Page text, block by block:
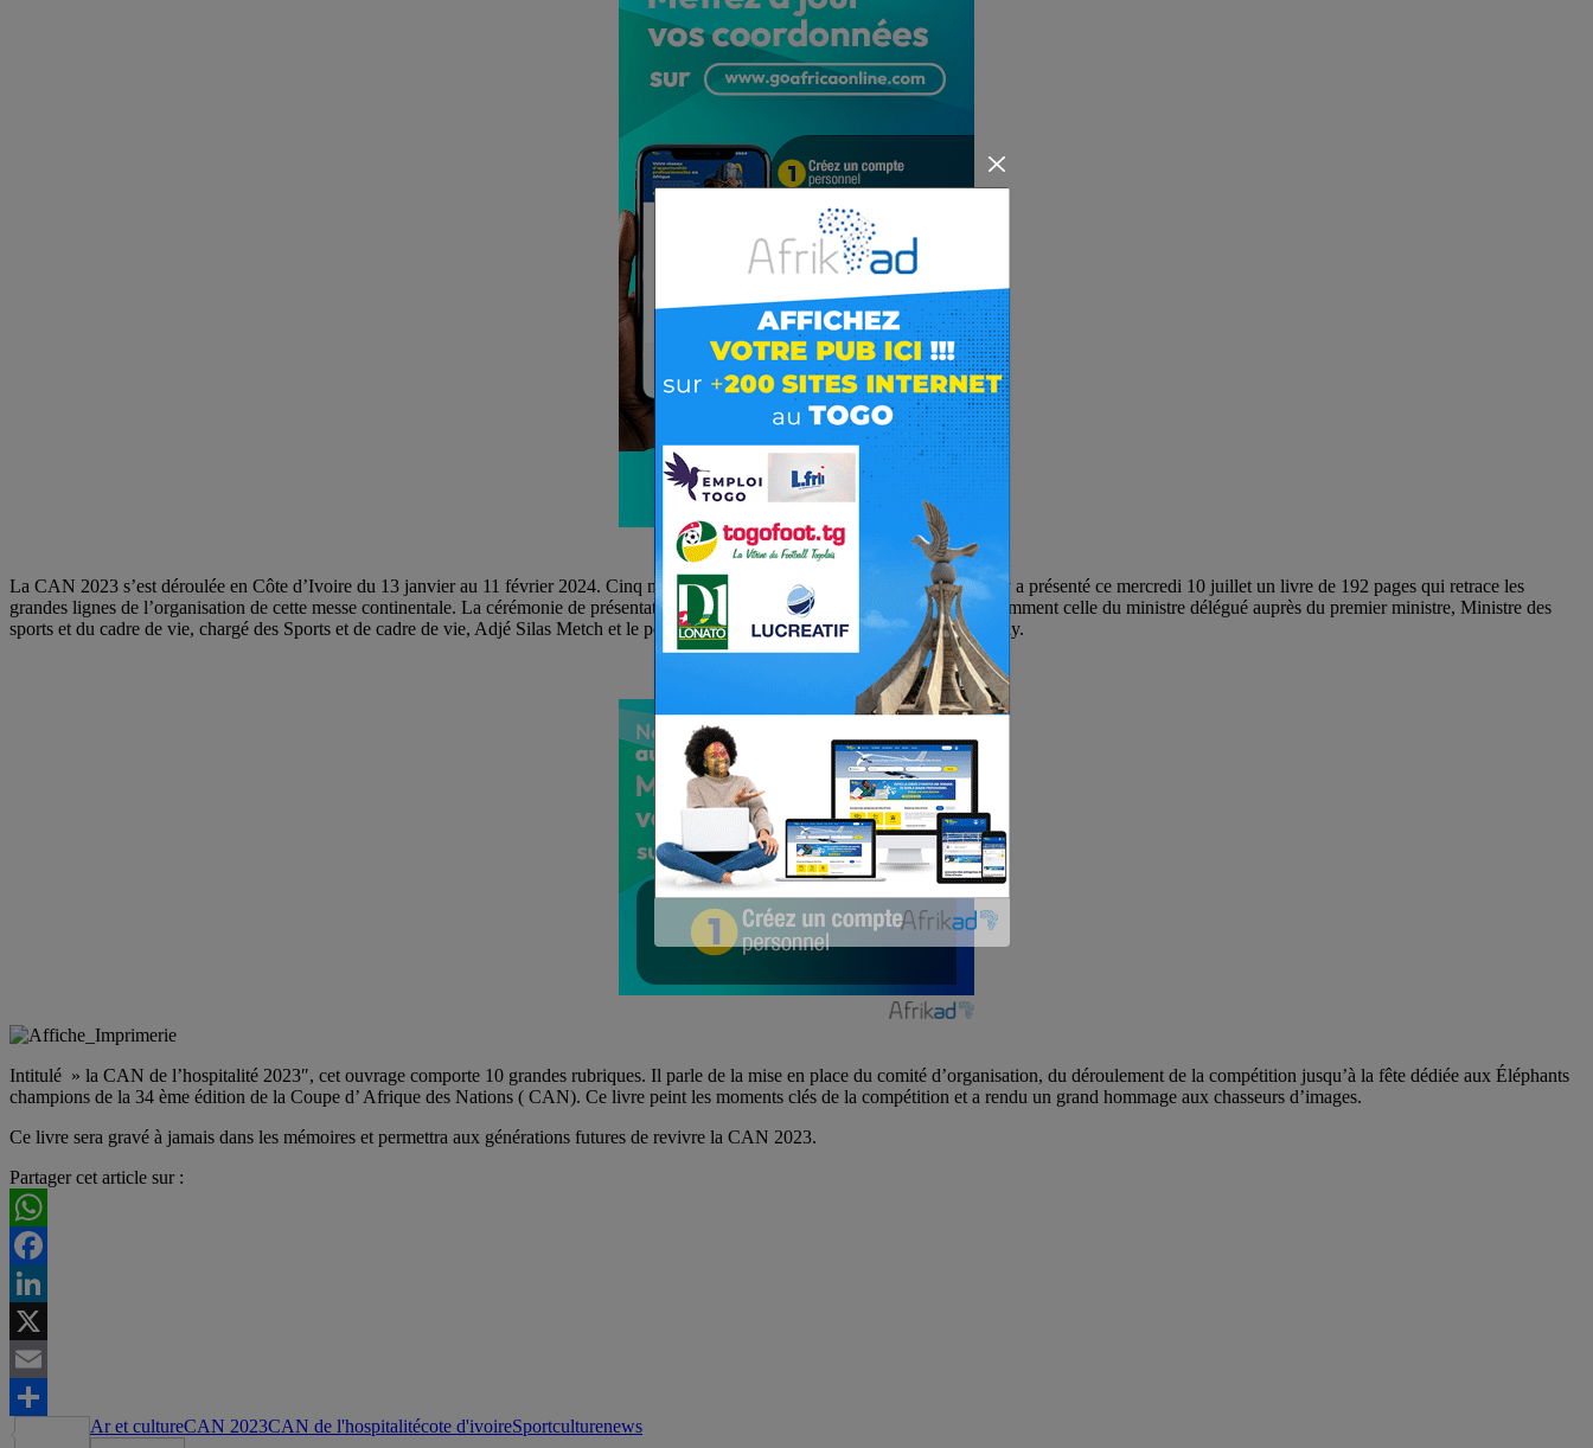
La CAN 2023 s’est déroulée en Côte d’Ivoire du 13 janvier au 11 février 2024. Cinq mois après cette compétition, Mahama Coulibaly a présenté ce mercredi 10 juillet un livre de 192 pages qui retrace les
grandes lignes de l’organisation de cette messe continentale. La cérémonie de présentation a vu la présence de plusieurs autorités, notamment celle du ministre délégué auprès du premier ministre, Ministre des
sports et du cadre de vie, chargé des Sports et de cadre de vie, Adjé Silas Metch et le porte-parole du gouvernement, Amadou Coulibaly.
Intitulé » la CAN de l’hospitalité 2023″, cet ouvrage comporte 10 grandes rubriques. Il parle de la mise en place du comité d’organisation, du déroulement de la compétition jusqu’à la fête dédiée aux Éléphants
champions de la 34 ème édition de la Coupe d’ Afrique des Nations ( CAN). Ce livre peint les moments clés de la compétition et a rendu un grand hommage aux chasseurs d’images.
Ce livre sera gravé à jamais dans les mémoires et permettra aux générations futures de revivre la CAN 2023.
Partager cet article sur :
WhatsApp
Facebook
LinkedIn
X
Email
Partager
Ar et cultureCAN 2023CAN de l'hospitalitécote d'ivoireSportculturenews